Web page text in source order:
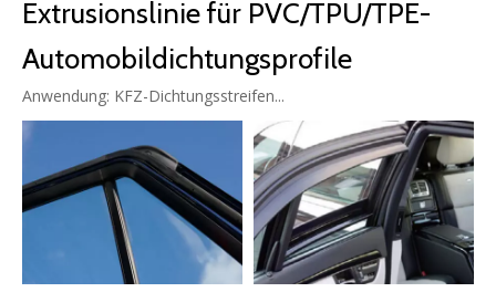
Extrusionslinie für PVC/TPU/TPE-
Automobildichtungsprofile
Anwendung: KFZ-Dichtungsstreifen...